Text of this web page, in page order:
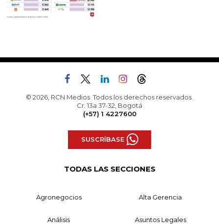
© 2026, RCN Medios. Todos los derechos reservados.
Cr. 13a 37-32, Bogotá
(+57) 1 4227600
SUSCRÍBASE
TODAS LAS SECCIONES
Agronegocios Alta Gerencia
Análisis Asuntos Legales